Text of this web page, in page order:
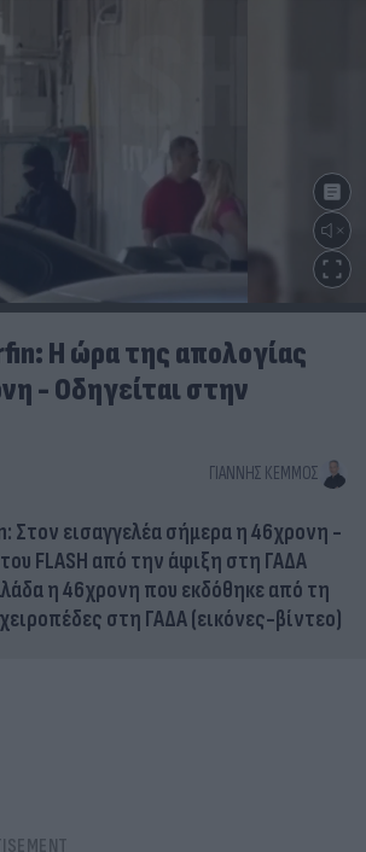
Η ώρα της απολογίας
- Οδηγείται στην
ΓΙΆΝΝΗΣ ΚΈΜΜΟΣ
Στον εισαγγελέα σήμερα η 46χρονη -
FLASH από την άφιξη στη ΓΑΔΑ
η 46χρονη που εκδόθηκε από τη
στη ΓΑΔΑ (εικόνες-βίντεο)